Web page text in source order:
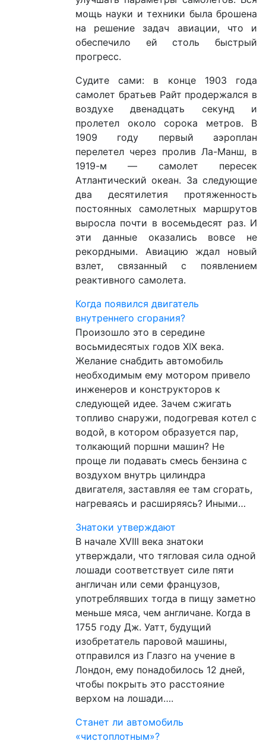
мощь науки и техники была брошена
на решение задач авиации, что и
обеспечило ей столь быстрый
прогресс.
Судите сами: в конце 1903 года
самолет братьев Райт продержался в
воздухе двенадцать секунд и
пролетел около сорока метров. В
1909 году первый аэроплан
перелетел через пролив Ла-Манш, в
1919-м — самолет пересек
Атлантический океан. За следующие
два десятилетия протяженность
постоянных самолетных маршрутов
выросла почти в восемьдесят раз. И
эти данные оказались вовсе не
рекордными. Авиацию ждал новый
взлет, связанный с появлением
реактивного самолета.
Когда появился двигатель
внутреннего сгорания?
Произошло это в середине
восьмидесятых годов XIX века.
Желание снабдить автомобиль
необходимым ему мотором привело
инженеров и конструкторов к
следующей идее. Зачем сжигать
топливо снаружи, подогревая котел с
водой, в котором образуется пар,
толкающий поршни машин? Не
проще ли подавать смесь бензина с
воздухом внутрь цилиндра
двигателя, заставляя ее там сгорать,
нагреваясь и расширяясь? Иными…
Знатоки утверждают
В начале XVIII века знатоки
утверждали, что тягловая сила одной
лошади соответствует силе пяти
англичан или семи французов,
употреблявших тогда в пищу заметно
меньше мяса, чем англичане. Когда в
1755 году Дж. Уатт, будущий
изобретатель паровой машины,
отправился из Глазго на учение в
Лондон, ему понадобилось 12 дней,
чтобы покрыть это расстояние
верхом на лошади….
Станет ли автомобиль
«чистоплотным»?